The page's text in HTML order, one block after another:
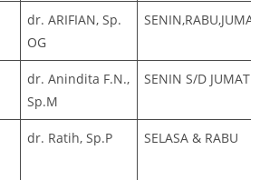
dr. ARIFIAN, Sp.
OG
SENIN,RABU,JUMAT
dr. Anindita F.N.,
Sp.M
SENIN S/D JUMAT
dr. Ratih, Sp.P SELASA & RABU